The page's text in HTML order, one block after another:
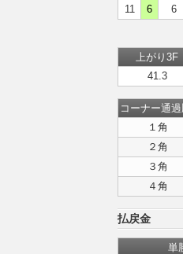
11
6 6
上がり3F
41.3
コーナー通
１角
２角
３角
４角
払戻金
単